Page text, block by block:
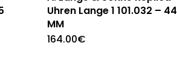
Uhren Lange 1 101.032 – 44
MM
164.00€